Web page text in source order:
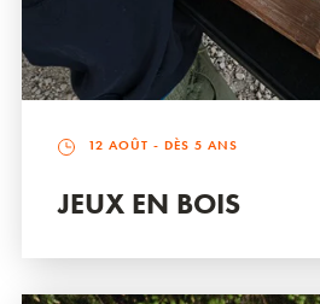
12 AOÛT - DÈS 5 ANS
JEUX EN BOIS